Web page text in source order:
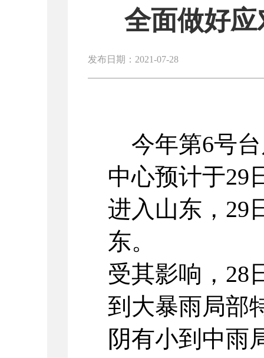
全面做好
发布日期：2021-07-28
今年第6号台
中心预计于29
进入山东，29
东。
受其影响，28
到大暴雨局部
阴有小到中雨